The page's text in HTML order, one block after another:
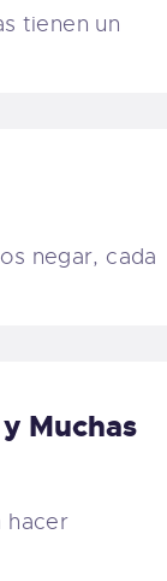
tienen un
negar, cada
Muchas
hacer